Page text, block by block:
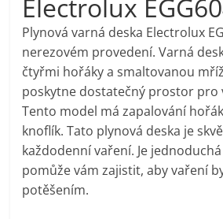
pračky,
televize,
notebooky,
mobilní
telefony,
Electrolux
Plynová varná deska Electrolux
nerezovém provedení. Varná
čtyřmi hořáky a smaltovanou
poskytne dostatečný prostor pro
Tento model má zapalování
knoflík. Tato plynová deska je
každodenní vaření. Je
pomůže vám zajistit, aby vaření
potěšením.